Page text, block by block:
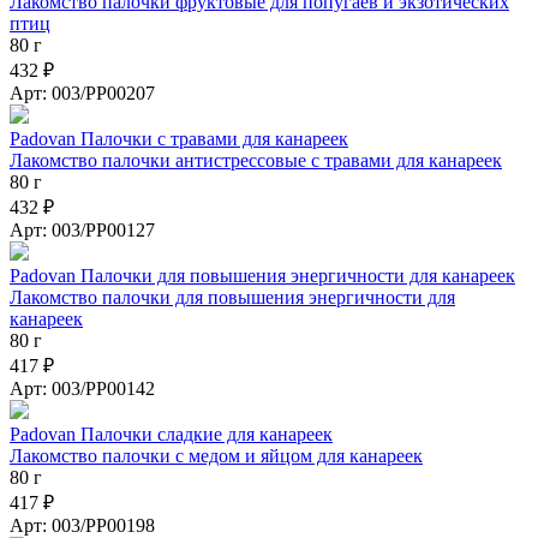
птиц
80 г
432 ₽
Арт: 003/PP00207
Padovan Палочки c травами для канареек
Лакомство палочки антистрессовые с травами для канареек
80 г
432 ₽
Арт: 003/PP00127
Padovan Палочки для повышения энергичности для канареек
Лакомство палочки для повышения энергичности для
канареек
80 г
417 ₽
Арт: 003/PP00142
Padovan Палочки сладкие для канареек
Лакомство палочки с медом и яйцом для канареек
80 г
417 ₽
Арт: 003/PP00198